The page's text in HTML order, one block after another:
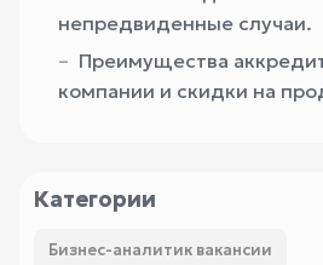
непредвиденные случаи.
Преимущества
компании и скидки на
Категории
Бизнес-аналитик вакансии